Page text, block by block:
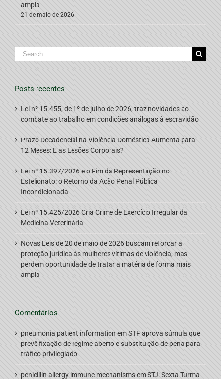
ampla
21 de maio de 2026
Search
for:
Posts recentes
Lei nº 15.455, de 1º de julho de 2026, traz novidades ao
combate ao trabalho em condições análogas à escravidão
Prazo Decadencial na Violência Doméstica Aumenta para
12 Meses: E as Lesões Corporais?
Lei nº 15.397/2026 e o Fim da Representação no
Estelionato: o Retorno da Ação Penal Pública
Incondicionada
Lei nº 15.425/2026 Cria Crime de Exercício Irregular da
Medicina Veterinária
Novas Leis de 20 de maio de 2026 buscam reforçar a
proteção jurídica às mulheres vítimas de violência, mas
perdem oportunidade de tratar a matéria de forma mais
ampla
Comentários
pneumonia patient information emSTF aprova súmula que
prevê fixação de regime aberto e substituição de pena para
tráfico privilegiado
penicillin allergy immune mechanismsemSTJ: Sexta Turma